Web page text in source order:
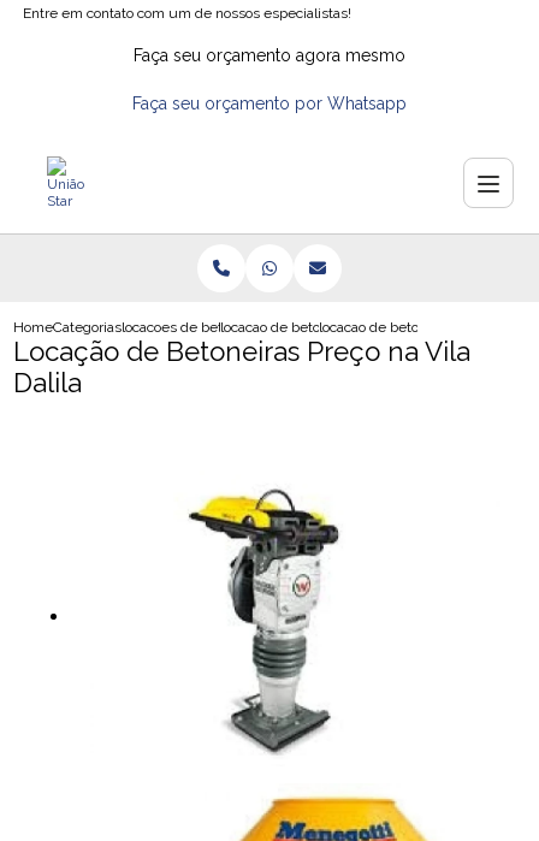
Entre em contato com um de nossos especialistas!
Faça seu orçamento agora mesmo
Faça seu orçamento por Whatsapp
HomeCategoriaslocacoes de betoneiraslocacao de betoneiras em sao paulo
locacao de betoneiras preco na
Locação de Betoneiras Preço na Vila
Dalila